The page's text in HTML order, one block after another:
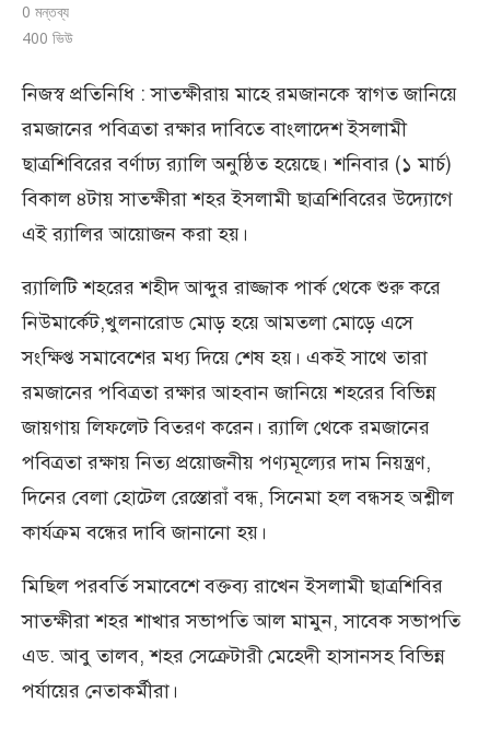
0 মন্তব্য
400 ভিউ
নিজস্ব প্রতিনিধি : সাতক্ষীরায় মাহে রমজানকে স্বাগত জানিয়ে
রমজানের পবিত্রতা রক্ষার দাবিতে বাংলাদেশ ইসলামী
ছাত্রশিবিরের বর্ণাঢ্য র‍্যালি অনুষ্ঠিত হয়েছে। শনিবার (১ মার্চ)
বিকাল ৪টায় সাতক্ষীরা শহর ইসলামী ছাত্রশিবিরের উদ্যোগে
এই র‍্যালির আয়োজন করা হয়।
র‍্যালিটি শহরের শহীদ আব্দুর রাজ্জাক পার্ক থেকে শুরু করে
নিউমার্কেট,খুলনারোড মোড় হয়ে আমতলা মোড়ে এসে
সংক্ষিপ্ত সমাবেশের মধ্য দিয়ে শেষ হয়। একই সাথে তারা
রমজানের পবিত্রতা রক্ষার আহবান জানিয়ে শহরের বিভিন্ন
জায়গায় লিফলেট বিতরণ করেন। র‍্যালি থেকে রমজানের
পবিত্রতা রক্ষায় নিত্য প্রয়োজনীয় পণ্যমূল্যের দাম নিয়ন্ত্রণ,
দিনের বেলা হোটেল রেস্তোরাঁ বন্ধ, সিনেমা হল বন্ধসহ অশ্লীল
কার্যক্রম বন্ধের দাবি জানানো হয়।
মিছিল পরবর্তি সমাবেশে বক্তব্য রাখেন ইসলামী ছাত্রশিবির
সাতক্ষীরা শহর শাখার সভাপতি আল মামুন, সাবেক সভাপতি
এড. আবু তালব, শহর সেক্রেটারী মেহেদী হাসানসহ বিভিন্ন
পর্যায়ের নেতাকর্মীরা।